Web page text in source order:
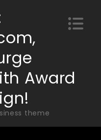
Award
theme